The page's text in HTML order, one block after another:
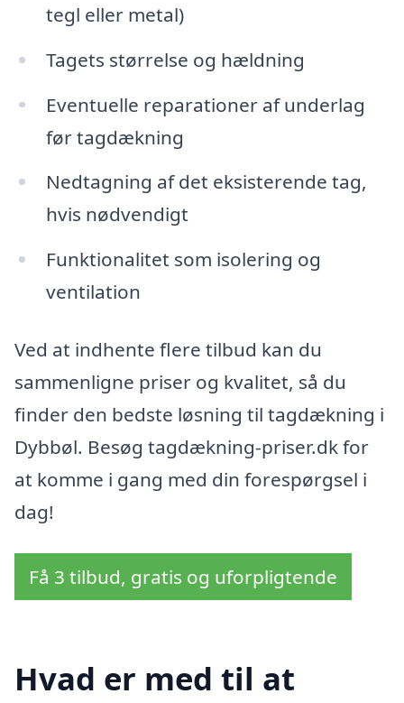
tegl eller metal)
Tagets størrelse og hældning
Eventuelle reparationer af underlag
før tagdækning
Nedtagning af det eksisterende tag,
hvis nødvendigt
Funktionalitet som isolering og
ventilation
Ved at indhente flere tilbud kan du
sammenligne priser og kvalitet, så du
finder den bedste løsning til tagdækning i
Dybbøl. Besøg tagdækning-priser.dk for
at komme i gang med din forespørgsel i
dag!
Få 3 tilbud, gratis og uforpligtende
Hvad er med til at